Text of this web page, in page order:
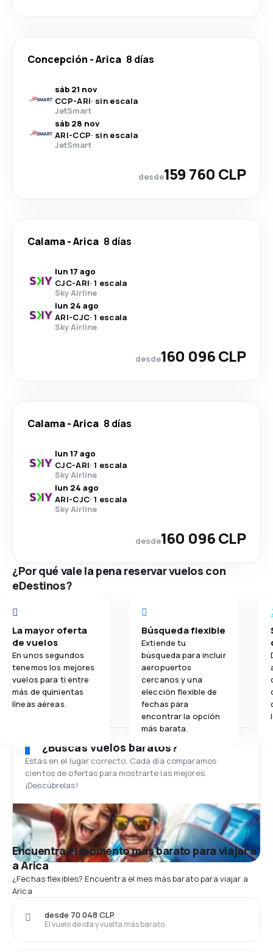
Concepción -Arica 8 días
sáb 21 nov
CCP-ARI· sin escala
JetSmart
sáb 28 nov
ARI-CCP· sin escala
JetSmart
desde159 760 CLP
Calama-Arica 8 días
lun 17 ago
CJC-ARI· 1 escala
Sky Airline
lun 24 ago
ARI-CJC· 1 escala
Sky Airline
desde160 096 CLP
Calama-Arica 8 días
lun 17 ago
CJC-ARI· 1 escala
Sky Airline
lun 24 ago
ARI-CJC· 1 escala
Sky Airline
desde160 096 CLP
¿Por qué vale la pena reservar vuelos con
eDestinos?
La mayor oferta
de vuelos
En unos segundos
tenemos los mejores
vuelos para ti entre
más de quinientas
líneas aéreas.
Búsqueda flexible
Extiende tu
búsqueda para incluir
aeropuertos
cercanos y una
elección flexible de
fechas para
encontrar la opción
más barata.
¿Buscas vuelos baratos?
Estás en el lugar correcto. Cada día comparamos
cientos de ofertas para mostrarte las mejores.
¡Descúbrelas!
Encuentra el momento más barato para viajar a
a Arica
¿Fechas flexibles? Encuentra el mes más barato para viajar a
Arica
El vuelo de ida y vuelta más barato
desde 70 048 CLP